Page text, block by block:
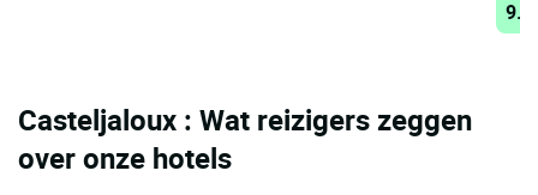
Casteljaloux : Wat reizigers zeggen
over onze hotels